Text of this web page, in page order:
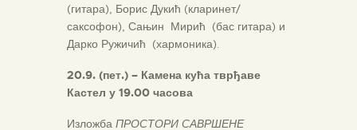
(гитара), Борис Дукић (кларинет/
саксофон), Сањин Мирић (бас гитара) и
Дарко Ружичић (хармоника).
20.9. (пет.) – Камена кућа тврђаве
Кастел у 19.00 часова
Изложба ПРОСТОРИ САВРШЕНЕ